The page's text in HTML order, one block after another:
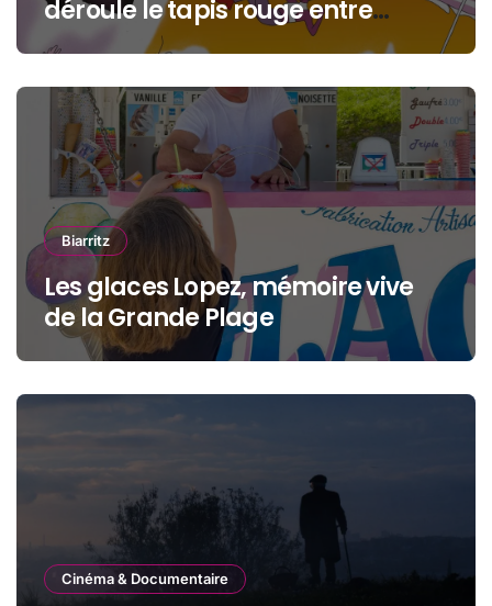
déroule le tapis rouge entre
océan, jeunesse et cinéma
Biarritz
Les glaces Lopez, mémoire vive
de la Grande Plage
Cinéma & Documentaire